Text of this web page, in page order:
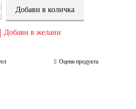
Добави в желани
Оцени продукта